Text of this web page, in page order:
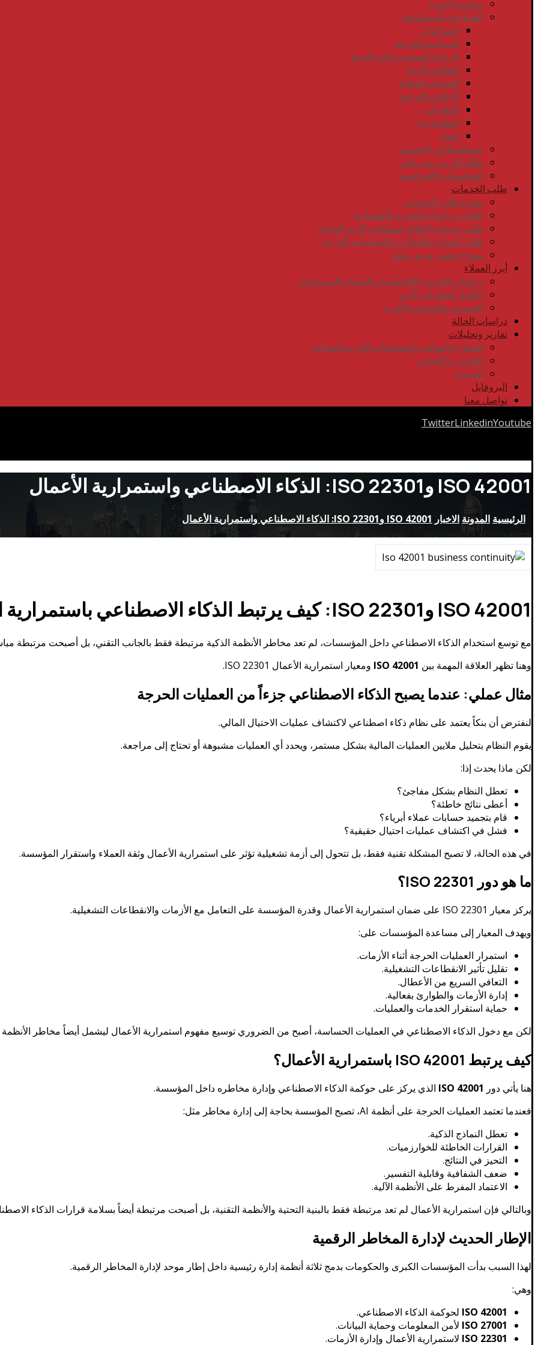
سياسة الجودة
الصناعات المستهدفة
الصناعات
السياحة والترفيه
الرعاية الصحية وعلوم الحياة
الطاقة والبيئة
الخدمات المالية
الإعلام والترفيه
العقارات
التكنولوجيا
النقل
مساهمتنا في المجتمع
نظام الدروب سيرفس
المجتمعات الإفتراضية
طلب الخدمات
نموذج طلب الخدمات
طلبات دراسات الجدوى الاقتصادية
طلب خدمات التأهيل لشهادات الأيزو الدولية
طلب النماذج والقوالب والسياسات الإدارية
نموذج حضور ورش عمل
أبرز العملاء
دراسات الجدوى الاقتصادية و التحليل الاستراتيجي
التأهيل لشهادات الأيزو
التصميم والخدمات الأخرى
دراسات الحالة
تقارير وتحليلات
النماذج والقوالب والسياسات الإدارية المجانية
التقارير و الأبحاث
المدونة
البروفايل
تواصل معنا
TwitterLinkedinYoutube
ISO 42001 وISO 22301: الذكاء الاصطناعي واستمرارية الأعمال
الرئيسية المدونةالاخبار ISO 42001 وISO 22301: الذكاء الاصطناعي واستمرارية الأعمال
ISO 42001 وISO 22301: كيف يرتبط الذكاء الاصطناعي باستمرارية الأعمال؟
مع توسع استخدام الذكاء الاصطناعي داخل المؤسسات، لم تعد مخاطر الأنظمة الذكية مرتبطة فقط بالجانب التقني، بل أصبحت مرتبطة
وهنا تظهر العلاقة المهمة بين ISO 42001 ومعيار استمرارية الأعمال ISO 22301.
مثال عملي: عندما يصبح الذكاء الاصطناعي جزءاً من العمليات الحرجة
لنفترض أن بنكاً يعتمد على نظام ذكاء اصطناعي لاكتشاف عمليات الاحتيال المالي.
يقوم النظام بتحليل ملايين العمليات المالية بشكل مستمر، ويحدد أي العمليات مشبوهة أو تحتاج إلى مراجعة.
لكن ماذا يحدث إذا:
تعطل النظام بشكل مفاجئ؟
أعطى نتائج خاطئة؟
قام بتجميد حسابات عملاء أبرياء؟
فشل في اكتشاف عمليات احتيال حقيقية؟
في هذه الحالة، لا تصبح المشكلة تقنية فقط، بل تتحول إلى أزمة تشغيلية تؤثر على استمرارية الأعمال وثقة العملاء واستقرار المؤسسة.
ما هو دور ISO 22301؟
يركز معيار ISO 22301 على ضمان استمرارية الأعمال وقدرة المؤسسة على التعامل مع الأزمات والانقطاعات التشغيلية.
ويهدف المعيار إلى مساعدة المؤسسات على:
استمرار العمليات الحرجة أثناء الأزمات.
تقليل تأثير الانقطاعات التشغيلية.
التعافي السريع من الأعطال.
إدارة الأزمات والطوارئ بفعالية.
حماية استقرار الخدمات والعمليات.
لكن مع دخول الذكاء الاصطناعي في العمليات الحساسة، أصبح من الضروري توسيع مفهوم استمرارية الأعمال ليشمل أيضاً مخاطر الأنظمة
كيف يرتبط ISO 42001 باستمرارية الأعمال؟
هنا يأتي دور ISO 42001 الذي يركز على حوكمة الذكاء الاصطناعي وإدارة مخاطره داخل المؤسسة.
فعندما تعتمد العمليات الحرجة على أنظمة AI، تصبح المؤسسة بحاجة إلى إدارة مخاطر مثل:
تعطل النماذج الذكية.
القرارات الخاطئة للخوارزميات.
التحيز في النتائج.
ضعف الشفافية وقابلية التفسير.
الاعتماد المفرط على الأنظمة الآلية.
وبالتالي فإن استمرارية الأعمال لم تعد مرتبطة فقط بالبنية التحتية والأنظمة التقنية، بل أصبحت مرتبطة أيضاً بسلامة قرارات الذكاء
الإطار الحديث لإدارة المخاطر الرقمية
لهذا السبب بدأت المؤسسات الكبرى والحكومات بدمج ثلاثة أنظمة إدارة رئيسية داخل إطار موحد لإدارة المخاطر الرقمية.
وهي:
ISO 42001 لحوكمة الذكاء الاصطناعي.
ISO 27001 لأمن المعلومات وحماية البيانات.
ISO 22301 لاستمرارية الأعمال وإدارة الأزمات.